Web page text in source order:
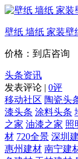
壁纸 墙纸 家装壁
价格：到店咨询
头条资讯
发表评论 | 0评
移动社区 陶瓷头
漆头条 涂料头条
之家 油漆之家 照
材 720全景 深圳
惠州建材 南宁建